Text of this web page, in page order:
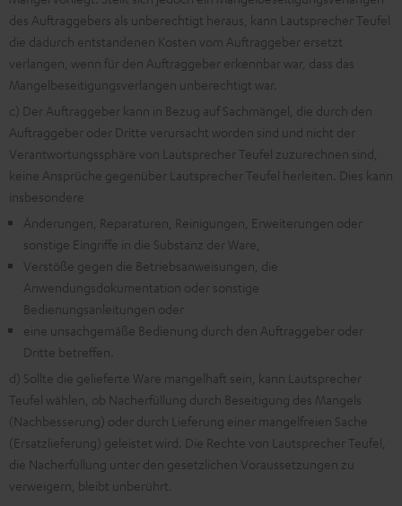
des Auftraggebers als unberechtigt heraus, kann Lautsprecher Teufel
die dadurch entstandenen Kosten vom Auftraggeber ersetzt
verlangen, wenn für den Auftraggeber erkennbar war, dass das
Mangelbeseitigungsverlangen unberechtigt war.
c) Der Auftraggeber kann in Bezug auf Sachmängel, die durch den
Auftraggeber oder Dritte verursacht worden sind und nicht der
Verantwortungssphäre von Lautsprecher Teufel zuzurechnen sind,
keine Ansprüche gegenüber Lautsprecher Teufel herleiten. Dies kann
insbesondere
Änderungen, Reparaturen, Reinigungen, Erweiterungen oder
sonstige Eingriffe in die Substanz der Ware,
Verstöße gegen die Betriebsanweisungen, die
Anwendungsdokumentation oder sonstige
Bedienungsanleitungen oder
eine unsachgemäße Bedienung durch den Auftraggeber oder
Dritte betreffen.
d) Sollte die gelieferte Ware mangelhaft sein, kann Lautsprecher
Teufel wählen, ob Nacherfüllung durch Beseitigung des Mangels
(Nachbesserung) oder durch Lieferung einer mangelfreien Sache
(Ersatzlieferung) geleistet wird. Die Rechte von Lautsprecher Teufel,
die Nacherfüllung unter den gesetzlichen Voraussetzungen zu
verweigern, bleibt unberührt.